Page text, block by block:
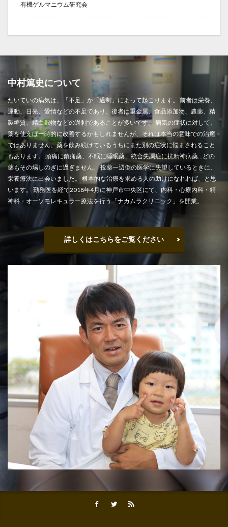
有機ゲルマニウム研究会
中村篤史について
たいていの病気は、「不足」か「過剰」によって起こります。 前者は栄養、
運動、日光、愛情などの不足であり、後者は重金属、食品添加物、農薬、精
製糖質、精白穀物などの過剰であることが多いです。 病気の症状に対して、
薬を使えば一時的に改善するかもしれませんが、それは本当の意味での治癒
ではありません。薬を飲み続けているうちにまた別の症状に悩まされること
もあります。 頭痛に鎮痛薬、不眠に睡眠薬、統合失調症に抗精神病薬…どの
薬もその場しのぎに過ぎません。 投薬一辺倒の医学に失望しているときに、
栄養療法に出会いました。 根本的な治療を求める人の助けになれれば、と思
います。 勤務医を経て2018年4月に神戸市中央区にて、内科・心療内科・精
神科・オーソモレキュラー療法を行う「ナカムラクリニック」を開業。
詳しくはこちらをご覧ください